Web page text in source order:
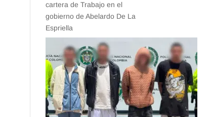
cartera de Trabajo en el
gobierno de Abelardo De La
Espriella